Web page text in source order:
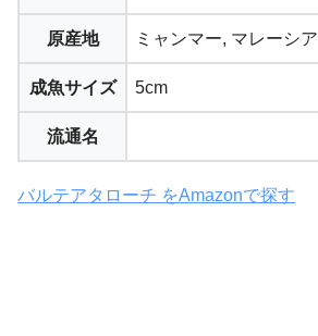
原産地 ミャンマー, マレーシア
成魚サイズ 5cm
流通名
バルテアタローチ をAmazonで探す